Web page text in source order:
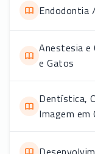
Endodontia
Anestesia e
e Gatos
Dentística,
Imagem em